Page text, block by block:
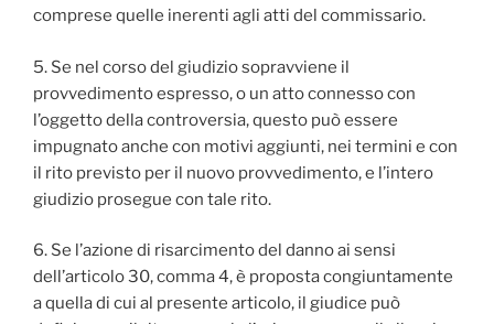
comprese quelle inerenti agli atti del commissario.
5. Se nel corso del giudizio sopravviene il
provvedimento espresso, o un atto connesso con
l’oggetto della controversia, questo può essere
impugnato anche con motivi aggiunti, nei termini e con
il rito previsto per il nuovo provvedimento, e l’intero
giudizio prosegue con tale rito.
6. Se l’azione di risarcimento del danno ai sensi
dell’articolo 30, comma 4, è proposta congiuntamente
a quella di cui al presente articolo, il giudice può